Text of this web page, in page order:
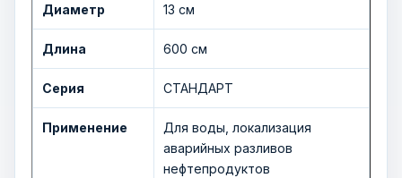
Диаметр 13 см
Длина 600 см
Серия СТАНДАРТ
Применение
Для воды, локализация
аварийных разливов
нефтепродуктов